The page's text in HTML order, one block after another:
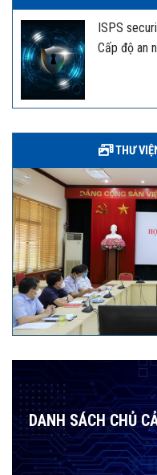
ISPS
Cấp độ an
THƯ
DANH SÁCH CHỦ